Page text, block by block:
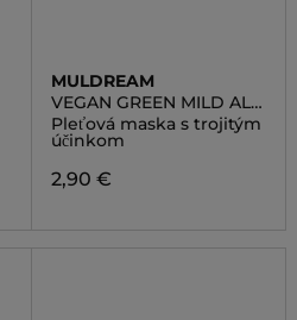
MULDREAM
VEGAN GREEN MILD ALL
IN ONE MASK
Pleťová maska s trojitým
účinkom
2,90 €